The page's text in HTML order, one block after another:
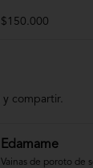
$150.000
y compartir.
Edamame
Vainas de poroto de